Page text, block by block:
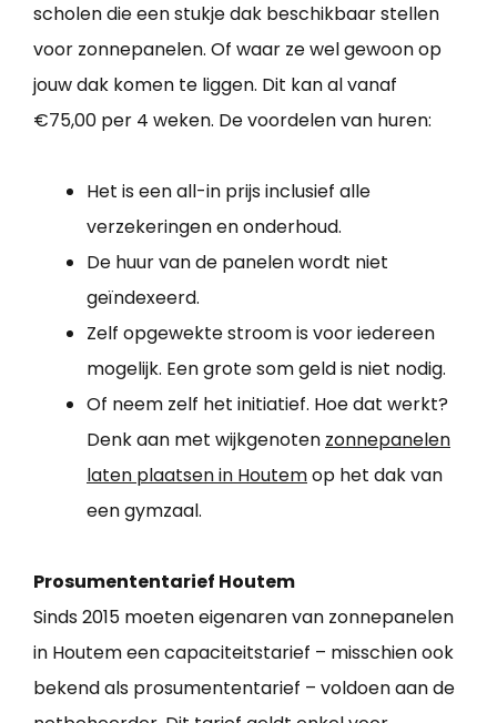
scholen die een stukje dak beschikbaar stellen
voor zonnepanelen. Of waar ze wel gewoon op
jouw dak komen te liggen. Dit kan al vanaf
€75,00 per 4 weken. De voordelen van huren:
Het is een all-in prijs inclusief alle
verzekeringen en onderhoud.
De huur van de panelen wordt niet
geïndexeerd.
Zelf opgewekte stroom is voor iedereen
mogelijk. Een grote som geld is niet nodig.
Of neem zelf het initiatief. Hoe dat werkt?
Denk aan met wijkgenoten zonnepanelen
laten plaatsen in Houtemop het dak van
een gymzaal.
Prosumententarief Houtem
Sinds 2015 moeten eigenaren van zonnepanelen
in Houtem een capaciteitstarief – misschien ook
bekend als prosumententarief – voldoen aan de